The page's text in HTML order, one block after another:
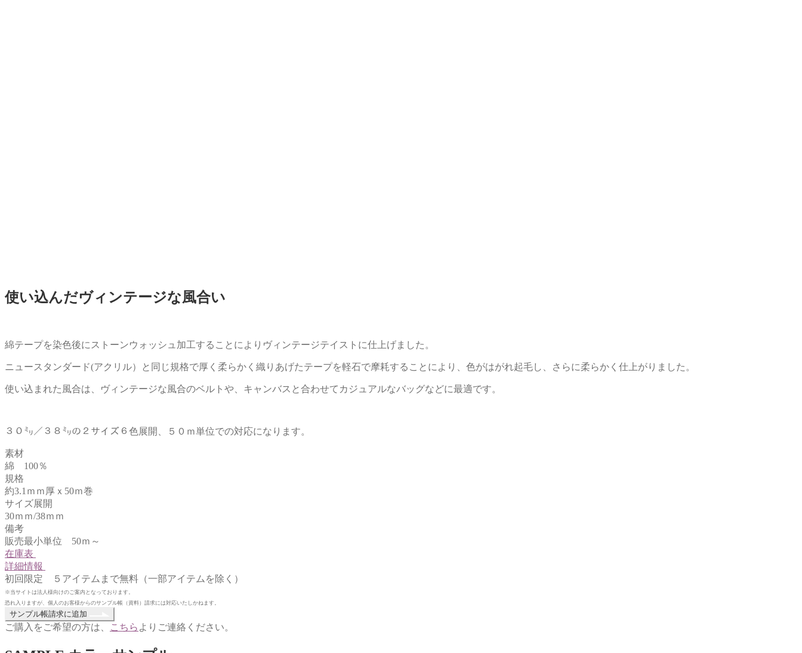
使い込んだヴィンテージな風合い
綿テープを染色後にストーンウォッシュ加工することによりヴィンテージテイストに仕上げました。
ニュースタンダード(アクリル）と同じ規格で厚く柔らかく織りあげたテープを軽石で摩耗することにより、色がはがれ起毛し、さらに柔らかく仕上がりました。
使い込まれた風合は、ヴィンテージな風合のベルトや、キャンバスと合わせてカジュアルなバッグなどに最適です。
３０㍉／３８㍉の２サイズ６色展開、５０ｍ単位での対応になります。
素材
綿 100％
規格
約3.1ｍｍ厚ｘ50ｍ巻
サイズ展開
30ｍｍ/38ｍｍ
備考
販売最小単位 50ｍ～
在庫表
詳細情報
初回限定 ５アイテムまで無料（一部アイテムを除く）
※当サイトは法人様向けのご案内となっております。
恐れ入りますが、個人のお客様からのサンプル帳（資料）請求には対応いたしかねます。
ス
ト
ン
サンプル帳請求に追加
ご購入をご希望の方は、 こちら よりご連絡ください。